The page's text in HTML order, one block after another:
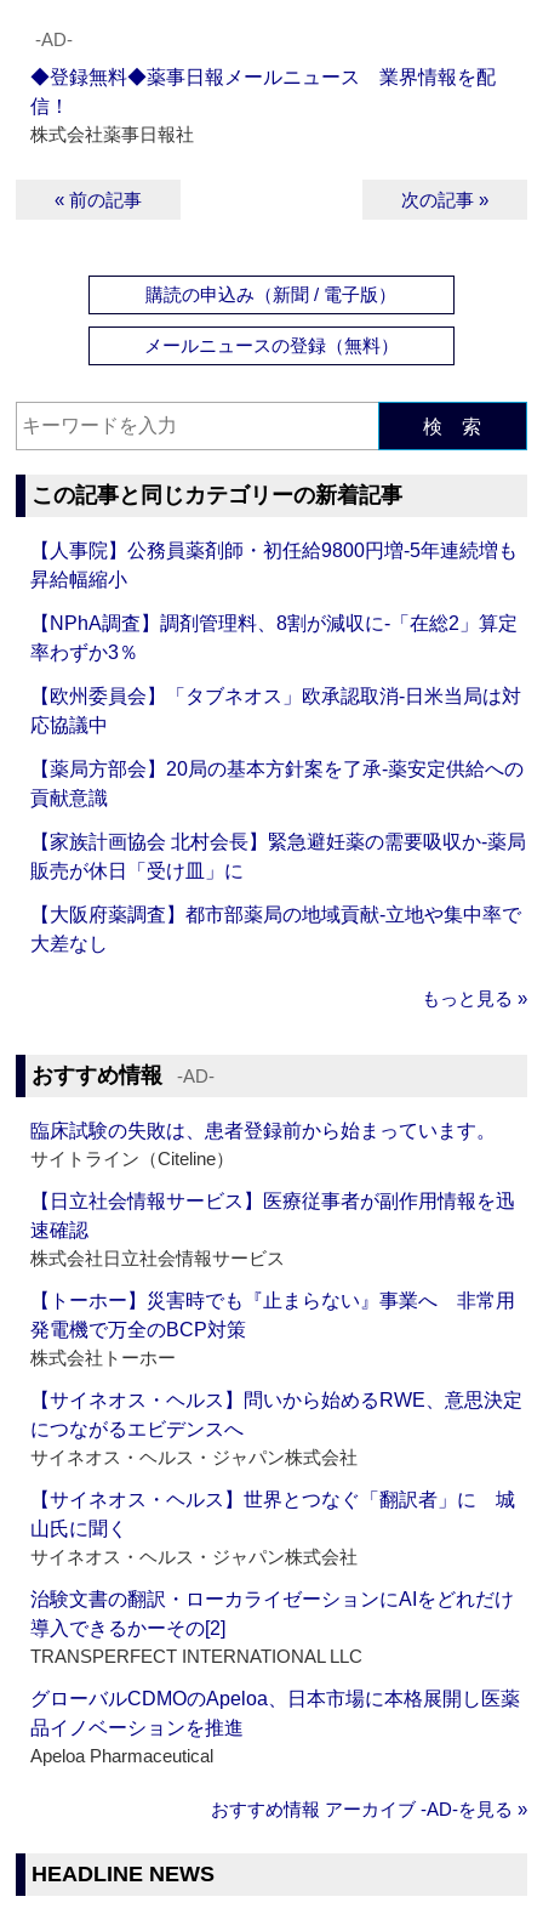
‐AD‐
◆登録無料◆薬事日報メールニュース 業界情報を配
信！
株式会社薬事日報社
« 前の記事 次の記事 »
購読の申込み（新聞 / 電子版）
メールニュースの登録（無料）
検 索
この記事と同じカテゴリーの新着記事
【人事院】公務員薬剤師・初任給9800円増‐5年連続増も
昇給幅縮小
【NPhA調査】調剤管理料、8割が減収に‐「在総2」算定
率わずか3％
【欧州委員会】「タブネオス」欧承認取消‐日米当局は対
応協議中
【薬局方部会】20局の基本方針案を了承‐薬安定供給への
貢献意識
【家族計画協会 北村会長】緊急避妊薬の需要吸収か‐薬局
販売が休日「受け皿」に
【大阪府薬調査】都市部薬局の地域貢献‐立地や集中率で
大差なし
もっと見る »
おすすめ情報 ‐AD‐
臨床試験の失敗は、患者登録前から始まっています。
サイトライン（Citeline）
【日立社会情報サービス】医療従事者が副作用情報を迅
速確認
株式会社日立社会情報サービス
【トーホー】災害時でも『止まらない』事業へ 非常用
発電機で万全のBCP対策
株式会社トーホー
【サイネオス・ヘルス】問いから始めるRWE、意思決定
につながるエビデンスへ
サイネオス・ヘルス・ジャパン株式会社
【サイネオス・ヘルス】世界とつなぐ「翻訳者」に 城
山氏に聞く
サイネオス・ヘルス・ジャパン株式会社
治験文書の翻訳・ローカライゼーションにAIをどれだけ
導入できるかーその[2]
TRANSPERFECT INTERNATIONAL LLC
グローバルCDMOのApeloa、日本市場に本格展開し医薬
品イノベーションを推進
Apeloa Pharmaceutical
おすすめ情報 アーカイブ ‐AD‐を見る »
HEADLINE NEWS